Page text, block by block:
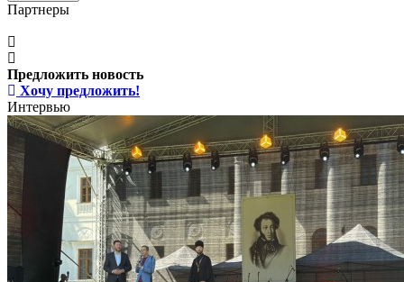
Партнеры
Предложить новость
Хочу предложить!
Интервью